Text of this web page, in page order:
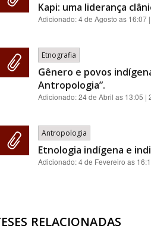
Kapi: uma liderança
Adicionado:4 de Agosto as 16:07
Etnografia
Gênero e povos
Antropologia”.
Adicionado:24 de Abril as 13:05 |
Antropologia
Etnologia indígena e
Adicionado:4 de Fevereiro as
RELACIONADAS